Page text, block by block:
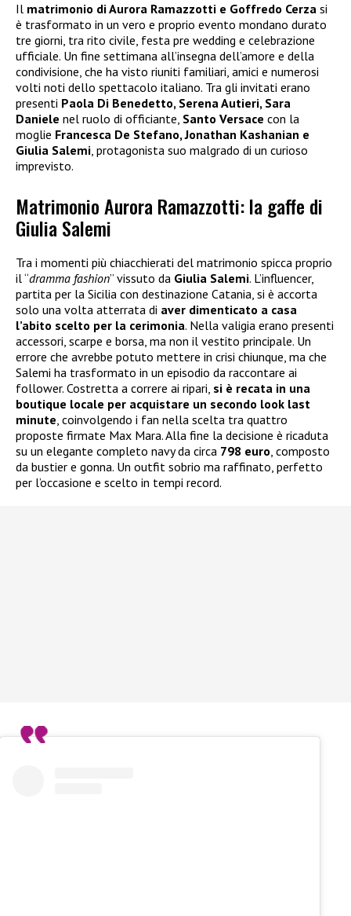
Il matrimonio di Aurora Ramazzotti e Goffredo Cerza si
è trasformato in un vero e proprio evento mondano durato
tre giorni, tra rito civile, festa pre wedding e celebrazione
ufficiale. Un fine settimana all’insegna dell’amore e della
condivisione, che ha visto riuniti familiari, amici e numerosi
volti noti dello spettacolo italiano. Tra gli invitati erano
presenti Paola Di Benedetto, Serena Autieri, Sara
Daniele nel ruolo di officiante, Santo Versace con la
moglie Francesca De Stefano, Jonathan Kashanian e
Giulia Salemi, protagonista suo malgrado di un curioso
imprevisto.
Matrimonio Aurora Ramazzotti: la gaffe di
Giulia Salemi
Tra i momenti più chiacchierati del matrimonio spicca proprio
il “dramma fashion” vissuto da Giulia Salemi. L’influencer,
partita per la Sicilia con destinazione Catania, si è accorta
solo una volta atterrata di aver dimenticato a casa
l’abito scelto per la cerimonia. Nella valigia erano presenti
accessori, scarpe e borsa, ma non il vestito principale. Un
errore che avrebbe potuto mettere in crisi chiunque, ma che
Salemi ha trasformato in un episodio da raccontare ai
follower. Costretta a correre ai ripari, si è recata in una
boutique locale per acquistare un secondo look last
minute , coinvolgendo i fan nella scelta tra quattro
proposte firmate Max Mara. Alla fine la decisione è ricaduta
su un elegante completo navy da circa 798 euro , composto
da bustier e gonna. Un outfit sobrio ma raffinato, perfetto
per l’occasione e scelto in tempi record.